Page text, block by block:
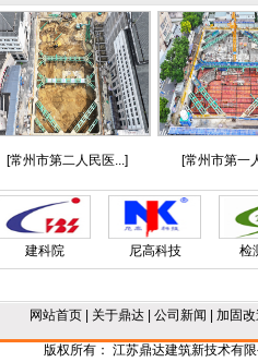
[常州市第二人民医...] [常州市第一人
建科院 尼高科技 检
网站首页| 关于鼎达| 公司新闻 加固改
版权所有： 江苏鼎达建筑新技术有